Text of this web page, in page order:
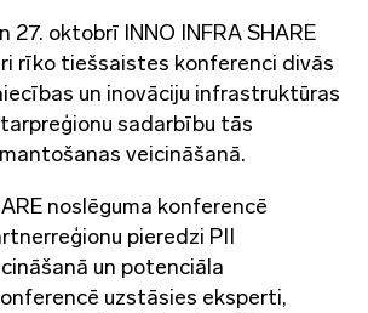
27. oktobrī INNO INFRA SHARE
rīko tiešsaistes konferenci divās
un inovāciju infrastruktūras
sadarbību tās
veicināšanā.
noslēguma konferencē
pieredzi PII
un potenciāla
uzstāsies eksperti,